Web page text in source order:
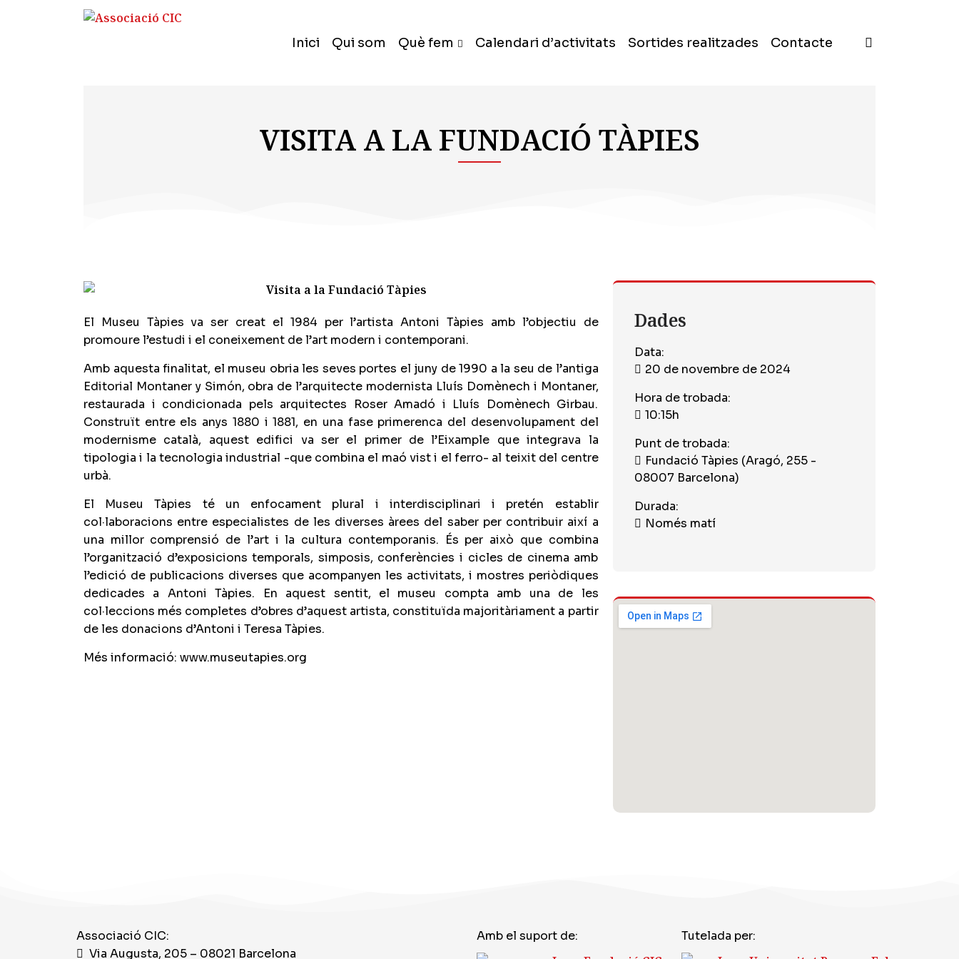
Inici Qui som Què fem Calendari d’activitats Sortides realitzades Contacte
VISITA A LA FUNDACIÓ TÀPIES
El Museu Tàpies va ser creat el 1984 per l’artista Antoni Tàpies amb l’objectiu de
promoure l’estudi i el coneixement de l’art modern i contemporani.
Amb aquesta finalitat, el museu obria les seves portes el juny de 1990 a la seu de l’antiga
Editorial Montaner y Simón, obra de l’arquitecte modernista Lluís Domènech i Montaner,
restaurada i condicionada pels arquitectes Roser Amadó i Lluís Domènech Girbau.
Construït entre els anys 1880 i 1881, en una fase primerenca del desenvolupament del
modernisme català, aquest edifici va ser el primer de l’Eixample que integrava la
tipologia i la tecnologia industrial -que combina el maó vist i el ferro- al teixit del centre
urbà.
El Museu Tàpies té un enfocament plural i interdisciplinari i pretén establir
col·laboracions entre especialistes de les diverses àrees del saber per contribuir així a
una millor comprensió de l’art i la cultura contemporanis. És per això que combina
l’organització d’exposicions temporals, simposis, conferències i cicles de cinema amb
l’edició de publicacions diverses que acompanyen les activitats, i mostres periòdiques
dedicades a Antoni Tàpies. En aquest sentit, el museu compta amb una de les
col·leccions més completes d’obres d’aquest artista, constituïda majoritàriament a partir
de les donacions d’Antoni i Teresa Tàpies.
Més informació: www.museutapies.org
Dades
Data:
20 de novembre de 2024
Hora de trobada:
10:15h
Punt de trobada:
Fundació Tàpies (Aragó, 255 -
08007 Barcelona)
Durada:
Només matí
Associació CIC:
Via Augusta, 205 – 08021 Barcelona
Amb el suport de: Tutelada per: